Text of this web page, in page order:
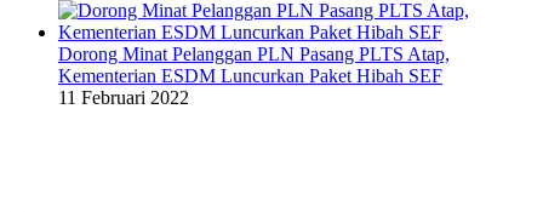
Dorong Minat Pelanggan PLN Pasang PLTS Atap,
Kementerian ESDM Luncurkan Paket Hibah SEF
11 Februari 2022